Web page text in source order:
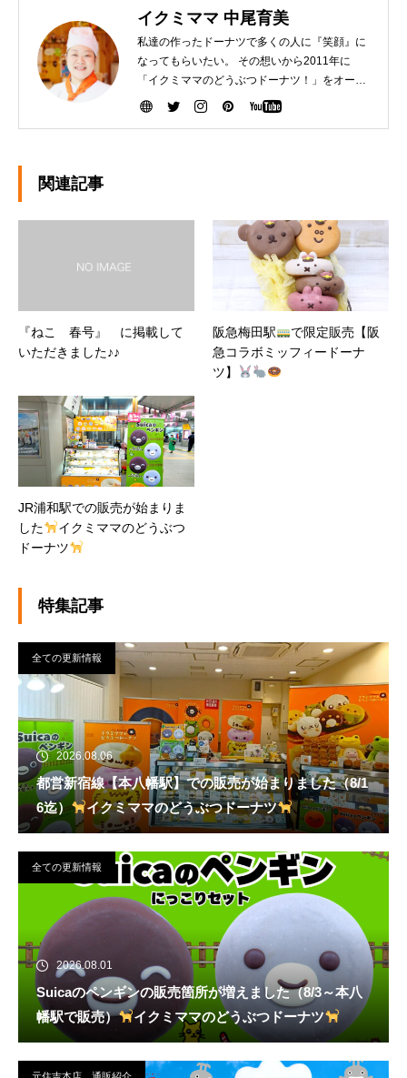
イクミママ 中尾育美
私達の作ったドーナツで多くの人に『笑顔』に
なってもらいたい。 その想いから2011年に
「イクミママのどうぶつドーナツ！」をオープ
ンさせました。 健康で美味しいドーナツを作る
関連記事
『ねこ 春号』 に掲載して
いただきました♪♪
阪急梅田駅
で限定販売【阪
急コラボミッフィードーナ
ツ】
JR浦和駅での販売が始まりま
した
イクミママのどうぶつ
ドーナツ
特集記事
全ての更新情報
2026.08.06
都営新宿線【本八幡駅】での販売が始まりました（8/1
6迄）
イクミママのどうぶつドーナツ
全ての更新情報
2026.08.01
Suicaのペンギンの販売箇所が増えました（8/3～本八
幡駅で販売）
イクミママのどうぶつドーナツ